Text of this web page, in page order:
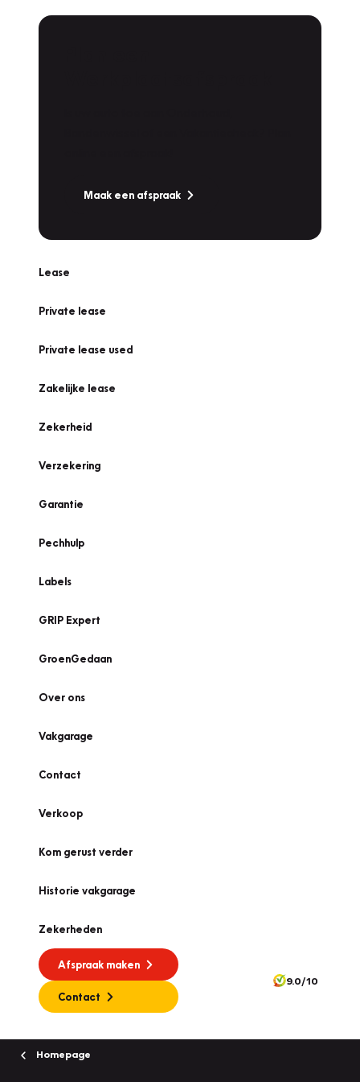
Maak een afspraak
Lease
Private lease
Private lease used
Zakelijke lease
Zekerheid
Verzekering
Garantie
Pechhulp
Labels
GRIP Expert
GroenGedaan
Over ons
Vakgarage
Contact
Verkoop
Kom gerust verder
Historie vakgarage
Zekerheden
Afspraak maken
Contact
9.0/10
Homepage